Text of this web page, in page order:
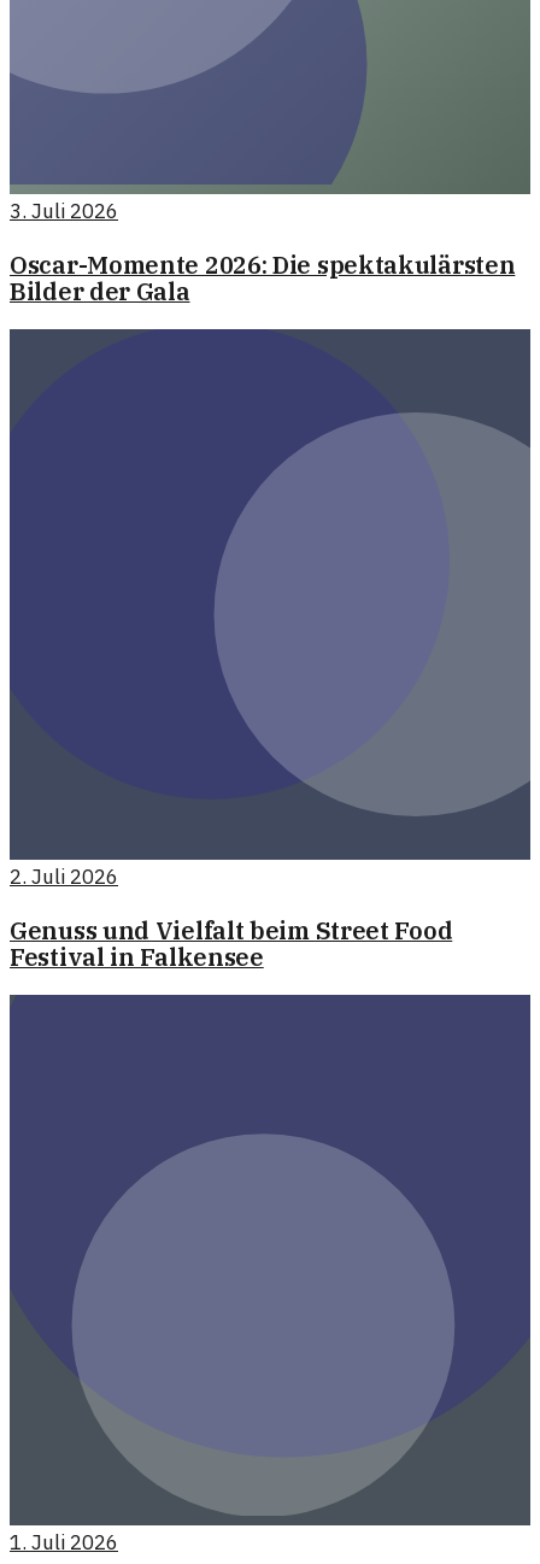
3. Juli 2026
Oscar-Momente 2026: Die spektakulärsten
Bilder der Gala
2. Juli 2026
Genuss und Vielfalt beim Street Food
Festival in Falkensee
1. Juli 2026